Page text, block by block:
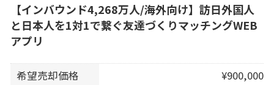
【インバウンド4,268万人/海外向け】訪日外国人
と日本人を1対1で繋ぐ友達づくりマッチングWEB
アプリ
希望売却価格 ¥900,000